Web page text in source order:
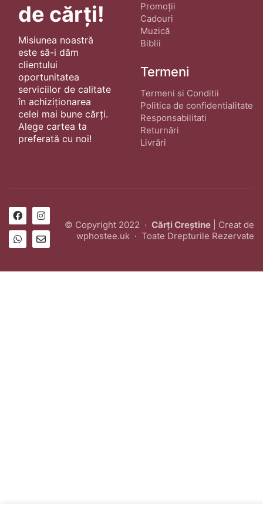
de cărți!
Misiunea noastră
este să-i dăm
clientului
oportunitatea
serviciilor de calitate
în achiziționarea
celei mai bune cărți.
Alege cartea ta
preferată cu noi!
Promoții
Cadouri
Muzică
Biblii
Termeni
Termeni si Conditii
Politica de confidentialitate
Responsabilitati
Returnări
Livrări
© Copyright 2022 · Cărți Creștine | Creat de
wphostee.uk · Toate Drepturile Rezervate